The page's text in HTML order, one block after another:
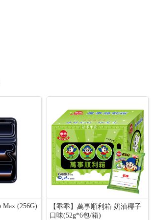
Max (256G)
【乖乖】萬事順利箱-奶油椰子
口味(52g*6包/箱)